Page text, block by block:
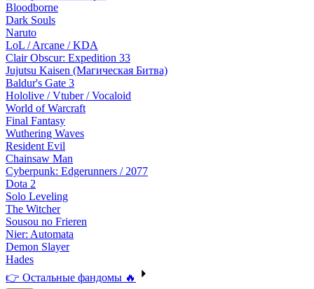
Bloodborne
Dark Souls
Naruto
LoL / Arcane / KDA
Clair Obscur: Expedition 33
Jujutsu Kaisen (Магическая Битва)
Baldur's Gate 3
Hololive / Vtuber / Vocaloid
World of Warcraft
Final Fantasy
Wuthering Waves
Resident Evil
Chainsaw Man
Cyberpunk: Edgerunners / 2077
Dota 2
Solo Leveling
The Witcher
Sousou no Frieren
Nier: Automata
Demon Slayer
Hades
👉 Остальные фандомы 🔥